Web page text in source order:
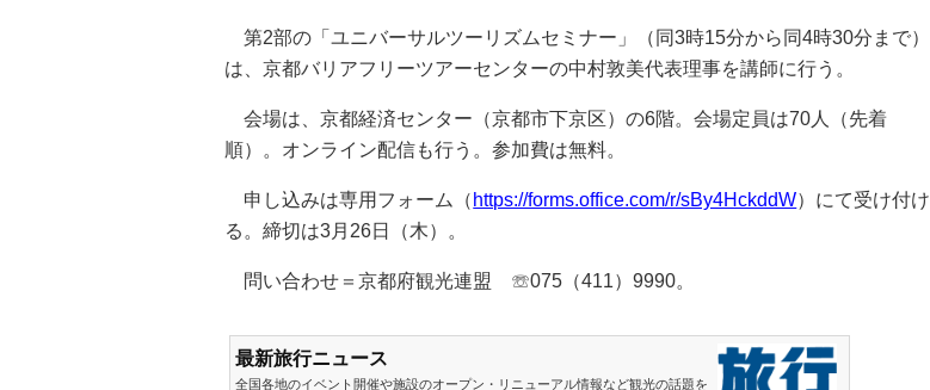
第2部の「ユニバーサルツーリズムセミナー」（同3時15分から同4時30分まで）
は、京都バリアフリーツアーセンターの中村敦美代表理事を講師に行う。
会場は、京都経済センター（京都市下京区）の6階。会場定員は70人（先着
順）。オンライン配信も行う。参加費は無料。
申し込みは専用フォーム（ https://forms.office.com/r/sBy4HckddW）にて受け付け
る。締切は3月26日（木）。
問い合わせ＝京都府観光連盟 ☏075（411）9990。
最新旅行ニュース
全国各地のイベント開催や施設のオープン・リニューアル情報など観光の話題を